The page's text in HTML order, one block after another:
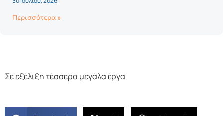
Περισσότερα »
Σε εξέλιξη τέσσερα μεγάλα έργα